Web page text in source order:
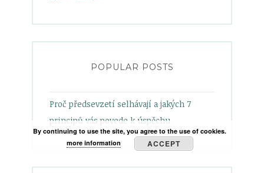
on on on on
POPULAR POSTS
Proč předsevzetí selhávají a jakých 7
principů vás povede k úspěchu
By continuing to use the site, you agree to the use of cookies.
more information
ACCEPT